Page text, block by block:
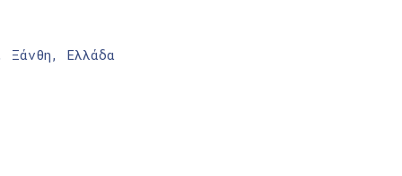
Ξάνθη, Ελλάδα